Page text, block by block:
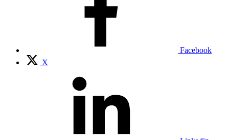
Facebook
X